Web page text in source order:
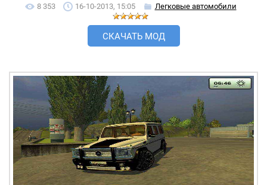
8 353 16-10-2013, 15:05 Легковые автомобили
СКАЧАТЬ МОД